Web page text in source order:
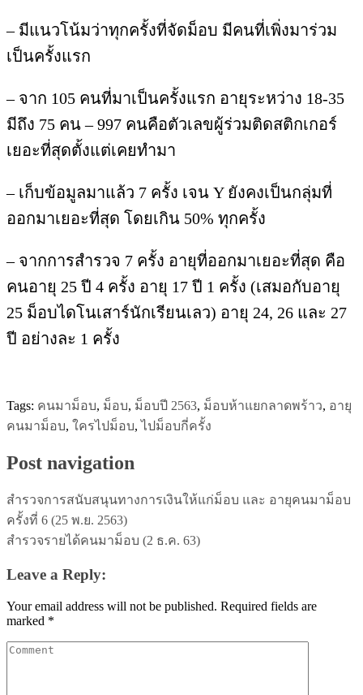
– มีแนวโน้มว่าทุกครั้งที่จัดม็อบ มีคนที่เพิ่งมาร่วม
เป็นครั้งแรก
– จาก 105 คนที่มาเป็นครั้งแรก อายุระหว่าง 18-35
มีถึง 75 คน – 997 คนคือตัวเลขผู้ร่วมติดสติกเกอร์
เยอะที่สุดตั้งแต่เคยทำมา
– เก็บข้อมูลมาแล้ว 7 ครั้ง เจน Y ยังคงเป็นกลุ่มที่
ออกมาเยอะที่สุด โดยเกิน 50% ทุกครั้ง
– จากการสำรวจ 7 ครั้ง อายุที่ออกมาเยอะที่สุด คือ
คนอายุ 25 ปี 4 ครั้ง อายุ 17 ปี 1 ครั้ง (เสมอกับอายุ
25 ม็อบไดโนเสาร์นักเรียนเลว) อายุ 24, 26 และ 27
ปี อย่างละ 1 ครั้ง
Tags: คนมาม็อบ, ม็อบ, ม็อบปี 2563, ม็อบห้าแยกลาดพร้าว, อายุ
คนมาม็อบ, ใครไปม็อบ,ไปม็อบกี่ครั้ง
Post navigation
สำรวจการสนับสนุนทางการเงินให้แก่ม็อบ และ อายุคนมาม็อบ
ครั้งที่ 6 (25 พ.ย. 2563)
สำรวจรายได้คนมาม็อบ (2 ธ.ค. 63)
Leave a Reply:
Your email address will not be published. Required fields are
marked *